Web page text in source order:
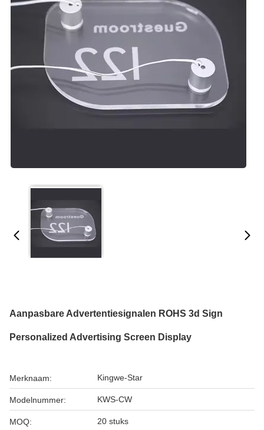
Aanpasbare Advertentiesignalen ROHS 3d Sign
Personalized Advertising Screen Display
Merknaam: Kingwe-Star
Modelnummer: KWS-CW
MOQ: 20 stuks